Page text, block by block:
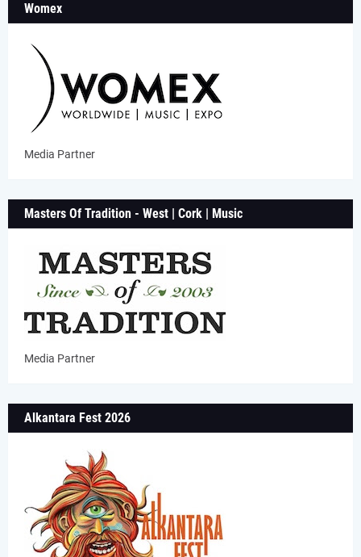
Womex
Media Partner
Masters Of Tradition - West | Cork | Music
Media Partner
Alkantara Fest 2026